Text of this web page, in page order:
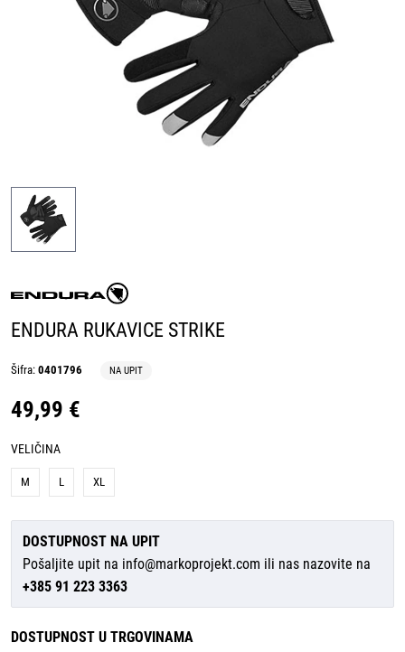
ENDURA RUKAVICE STRIKE
Šifra: 0401796 NA UPIT
49,99 €
VELIČINA
M L XL
DOSTUPNOST NA UPIT
Pošaljite upit na info@markoprojekt.com ili nas nazovite na
+385 91 223 3363
DOSTUPNOST U TRGOVINAMA